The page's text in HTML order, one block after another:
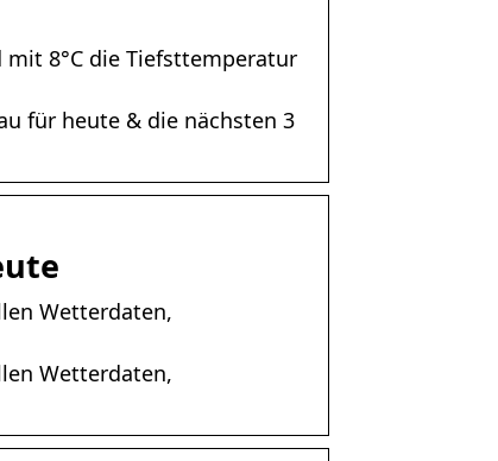
8°C die Tiefsttemperatur
für heute & die nächsten 3
Wetterdaten,
Wetterdaten,